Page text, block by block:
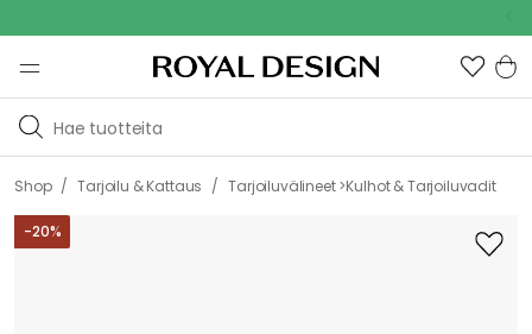
Shop / Tarjoilu & Kattaus / Tarjoiluvälineet >Kulhot & Tarjoiluvadit
-20%